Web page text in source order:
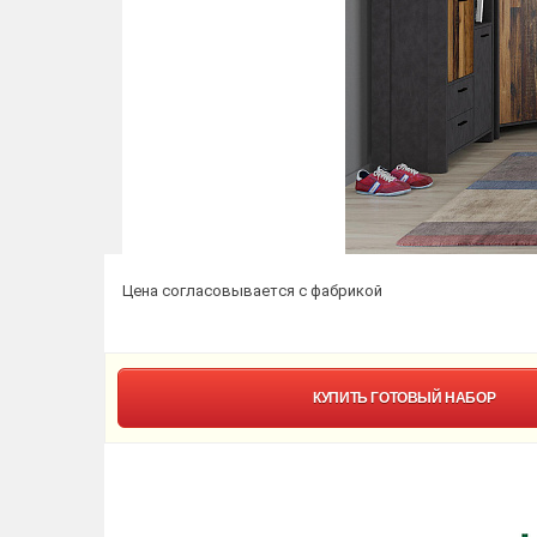
Цена согласовывается с фабрикой
КУПИТЬГОТОВЫЙ НАБОР